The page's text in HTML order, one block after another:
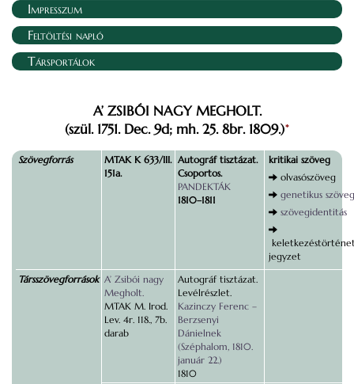
Impresszum
Feltöltési napló
Társportálok
A’ ZSIBÓI NAGY MEGHOLT.
(szül. 1751. Dec. 9d; mh. 25. 8br. 1809.)*
Szövegforrás
MTAK K 633/III.
151a.
Autográf tisztázat.
Csoportos.
PANDEKTÁK
1810–1811
kritikai szöveg
olvasószöveg
genetikus szöveg
szövegidentitás
jegyzet
Társszövegforrások A’ Zsibói nagy
Megholt.
MTAK M. Irod.
Lev. 4r. 118., 7b.
darab
Autográf tisztázat.
Levélrészlet.
Kazinczy Ferenc –
Berzsenyi
Dánielnek
(Széphalom, 1810.
január 22.)
1810